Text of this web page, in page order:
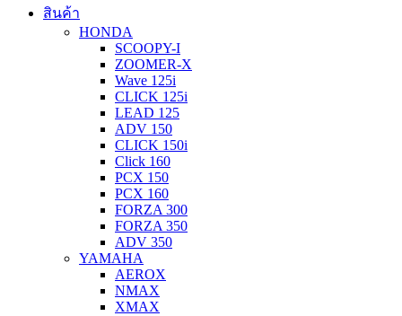
สินค้า
HONDA
SCOOPY-I
ZOOMER-X
Wave 125i
CLICK 125i
LEAD 125
ADV 150
CLICK 150i
Click 160
PCX 150
PCX 160
FORZA 300
FORZA 350
ADV 350
YAMAHA
AEROX
NMAX
XMAX